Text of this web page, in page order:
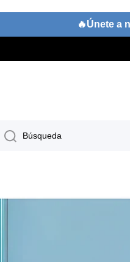
🔥Únete a
Búsqueda
del producto